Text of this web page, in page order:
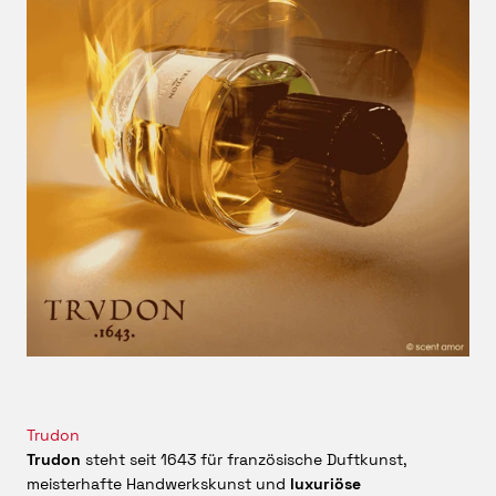
über die Haut und öffnet den Raum für die aromatischen
und floralen Facetten des Herzens. Das Ergebnis ist
gepflegt und elegant, bleibt aber natürlich und
vollkommen ungezwungen.
Zypresse und Jasmin Sambac verleihen MÉDIE Charakter
Im Herzen trifft Zypresse auf Jasmin Sambac. Die Zypresse
bringt eine trockene, immergrüne Aromatik ein, die an
Nadeln, Zweige und mediterrane Landschaften erinnert.
Ihre klare, leicht harzige Holzigkeit greift die grüne Frische
der Mandarine auf und führt sie konsequent weiter.
Dadurch erhält
MÉDIE von Trudoneine präzise Kontur und
hebt sich deutlich von konventionellen Zitrusdüften ab.
Jasmin Sambac setzt einen leuchtenden floralen Akzent.
Seine cremige und dezent sinnliche Wärme mildert die
kantigeren Seiten von Grapefruit und Zypresse, ohne die
holzigen Noten hindurch und schenkt
elegante Weichheit.
Trudon
Trudon steht seit 1643 für französische Duftkunst,
meisterhafte Handwerkskunst und luxuriöse